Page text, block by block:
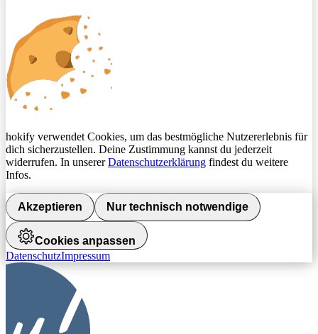
hokify verwendet Cookies, um das bestmögliche Nutzererlebnis für
dich sicherzustellen. Deine Zustimmung kannst du jederzeit
widerrufen. In unsererDatenschutzerklärung findest du weitere
Infos.
Akzeptieren Nur technisch notwendige
Cookies anpassen
DatenschutzImpressum